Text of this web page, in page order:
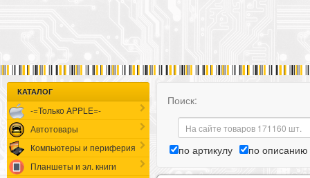
КАТАЛОГ
-=Только APPLE=-
Автотовары
Компьютеры и периферия
Планшеты и эл. книги
Поиск:
по артикулу по описанию